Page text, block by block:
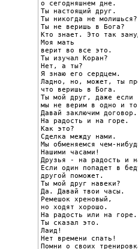
о сегодняшнем дне.
Ты настоящий друг.
Ты никогда не молишься?
Ты не веришь в Бога?
Кто знает. Это так
Моя мать
верит во все это.
Ты изучал Коран?
Нет, а ты?
Я знаю его сердцем.
Ладно, но, может, ты
что веришь в Бога.
Ты мой друг, даже если
мы не верим в одно и
Давай заключим договор.
На радость и на горе.
Как это?
Сделка между нами.
Мы обменяемся чем-
Нашими часами!
Друзья - на радость и
Если один попадет в
другой поможет.
Ты мой друг навеки?
Да. Давай твои часы.
Ремешок хреновый,
но ходят хорошо.
На радость или на горе.
Ты сказал это.
Лаид!
Нет времени спать!
Помни о своих